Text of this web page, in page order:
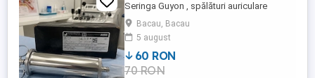
Seringa Guyon , spălături auriculare
Bacau, Bacau
5 august
60 RON
70 RON